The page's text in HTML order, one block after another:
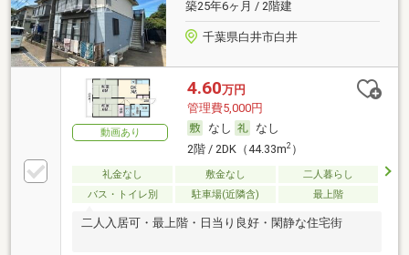
築25年6ヶ月 / 2階建
千葉県白井市白井
動画あり
4.60万円
管理費5,000円
なし
なし
2階 / 2DK（44.33m2）
礼金なし 敷金なし
二人暮らし
バス・トイレ別
駐車場(近隣含) 最上階
二人入居可・最上階・日当り良好・閑静な住宅街